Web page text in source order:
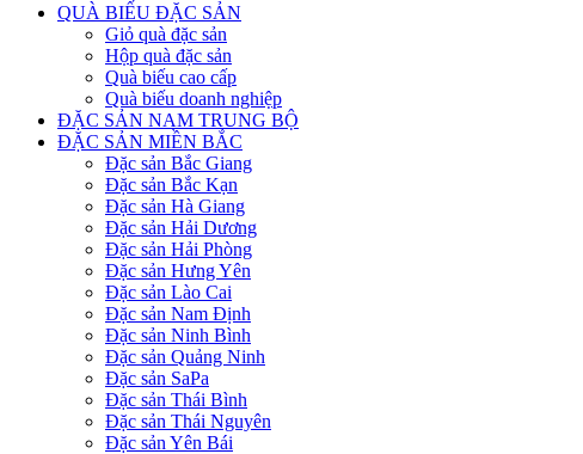
QUÀ BIẾU ĐẶC SẢN
Giỏ quà đặc sản
Hộp quà đặc sản
Quà biếu cao cấp
Quà biếu doanh nghiệp
ĐẶC SẢN NAM TRUNG BỘ
ĐẶC SẢN MIỀN BẮC
Đặc sản Bắc Giang
Đặc sản Bắc Kạn
Đặc sản Hà Giang
Đặc sản Hải Dương
Đặc sản Hải Phòng
Đặc sản Hưng Yên
Đặc sản Lào Cai
Đặc sản Nam Định
Đặc sản Ninh Bình
Đặc sản Quảng Ninh
Đặc sản SaPa
Đặc sản Thái Bình
Đặc sản Thái Nguyên
Đặc sản Yên Bái